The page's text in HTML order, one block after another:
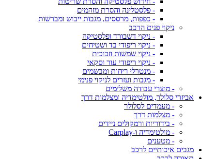
- פלסטלינה והסרת מזהמים
- כפפות, מרססים, מגבות ייבוש ומברשות
ניקוי פנים הרכב
- ניקוי דשבורד ופלסטיקה
- ניקוי ריפודי בד ושטיחים
- ניקוי שמשות וזכוכית
- ניקוי ריפודי עור וסקאי
- מנטרלי ריחות ומבשמים
- מגבות ועזרים לניקוי פנימי
- מוצרי עבודה משלימים
אביזרי סלולר, מולטימדיה ומצלמות דרך
- מעמדים לסלולר
- מצלמות דרך
- בידוריות ורמקולים ניידים
- מולטימדיה ו-Carplay
- מטענים
מגבים איכותיים לרכב